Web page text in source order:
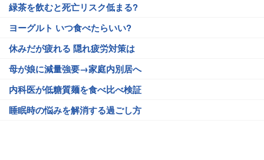
緑茶を飲むと死亡リスク低まる?
ヨーグルト いつ食べたらいい?
休みだが疲れる 隠れ疲労対策は
母が娘に減量強要→家庭内別居へ
内科医が低糖質麺を食べ比べ検証
睡眠時の悩みを解消する過ごし方